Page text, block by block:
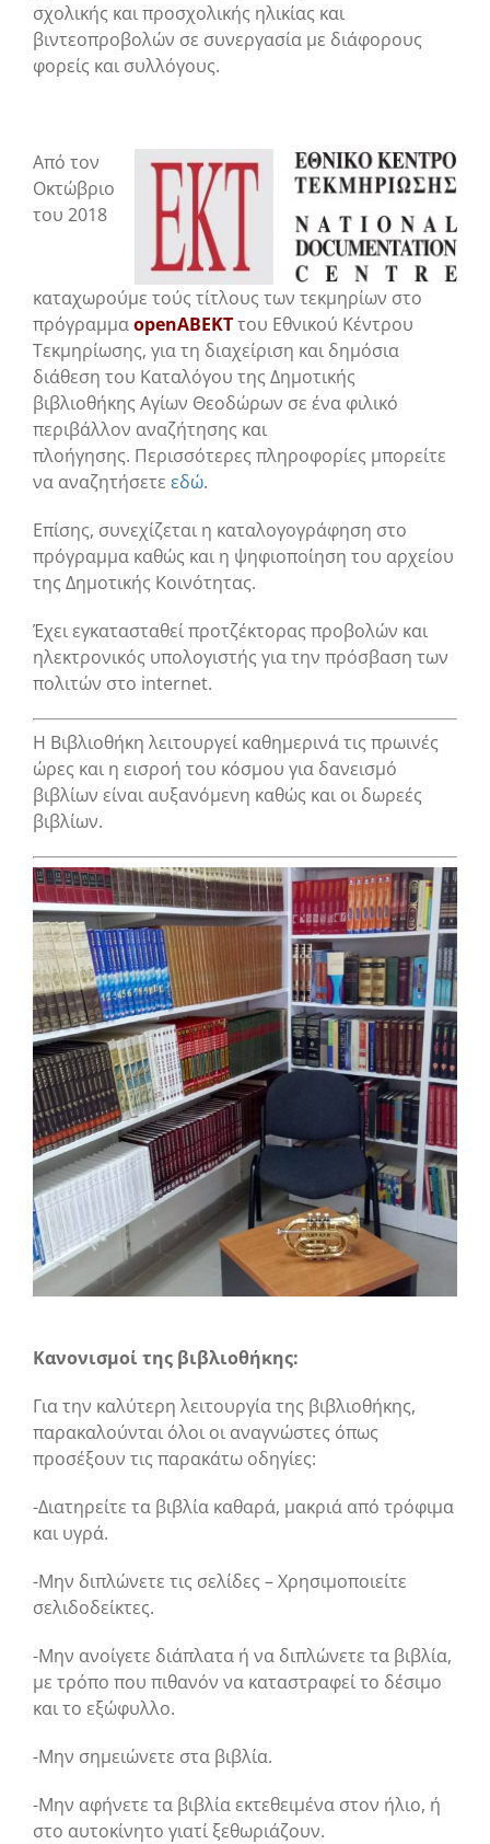
σχολικής και προσχολικής ηλικίας και
βιντεοπροβολών σε συνεργασία με διάφορους
φορείς και συλλόγους.
Από τον
Οκτώβριο
του 2018
καταχωρούμε τούς τίτλους των τεκμηρίων στο
πρόγραμμαopenΑΒΕΚΤτου Εθνικού Κέντρου
Τεκμηρίωσης, για τη διαχείριση και δημόσια
διάθεση του Καταλόγου της Δημοτικής
βιβλιοθήκης Αγίων Θεοδώρων σε ένα φιλικό
περιβάλλον αναζήτησης και
πλοήγησης. Περισσότερες πληροφορίες μπορείτε
να αναζητήσετε εδώ.
Επίσης, συνεχίζεται η καταλογογράφηση στο
πρόγραμμα καθώς και η ψηφιοποίηση του αρχείου
της Δημοτικής Κοινότητας.
Έχει εγκατασταθεί προτζέκτορας προβολών και
ηλεκτρονικός υπολογιστής για την πρόσβαση των
πολιτών στο internet.
Η Βιβλιοθήκη λειτουργεί καθημερινά τις πρωινές
ώρες και η εισροή του κόσμου για δανεισμό
βιβλίων είναι αυξανόμενη καθώς και οι δωρεές
βιβλίων.
Κανονισμοί της βιβλιοθήκης:
Για την καλύτερη λειτουργία της βιβλιοθήκης,
παρακαλούνται όλοι οι αναγνώστες όπως
προσέξουν τις παρακάτω οδηγίες:
-Διατηρείτε τα βιβλία καθαρά, μακριά από τρόφιμα
και υγρά.
-Μην διπλώνετε τις σελίδες – Χρησιμοποιείτε
σελιδοδείκτες.
-Μην ανοίγετε διάπλατα ή να διπλώνετε τα βιβλία,
με τρόπο που πιθανόν να καταστραφεί το δέσιμο
και το εξώφυλλο.
-Μην σημειώνετε στα βιβλία.
-Μην αφήνετε τα βιβλία εκτεθειμένα στον ήλιο, ή
στο αυτοκίνητο γιατί ξεθωριάζουν.